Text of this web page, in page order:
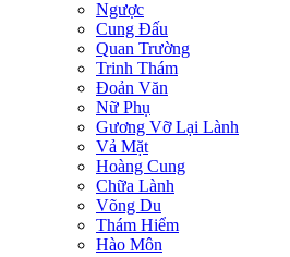
Ngược
Cung Đấu
Quan Trường
Trinh Thám
Đoản Văn
Nữ Phụ
Gương Vỡ Lại Lành
Vả Mặt
Hoàng Cung
Chữa Lành
Võng Du
Thám Hiểm
Hào Môn